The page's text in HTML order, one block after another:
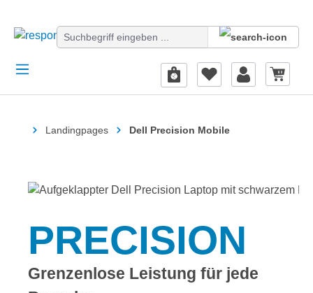
StartseiteLandingpages Dell Precision Mobile
PRECISION
Grenzenlose Leistung für jede